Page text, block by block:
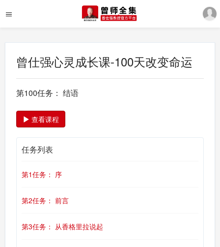
曾仕强心灵成长课-100天改变命运
第100任务： 结语
查看课程
任务列表
第1任务： 序
第2任务： 前言
第3任务： 从香格里拉说起